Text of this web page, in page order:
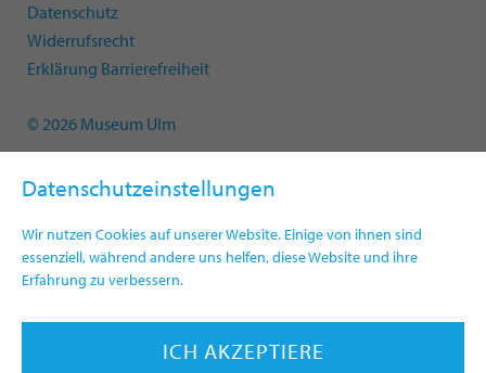
Datenschutzeinstellungen
Wir nutzen Cookies auf unserer Website. Einige von ihnen sind
essenziell, während andere uns helfen, diese Website und ihre
Erfahrung zu verbessern.
ICH AKZEPTIERE
Datenschutz
Widerrufsrecht
Erklärung Barrierefreiheit
© 2026 Museum Ulm